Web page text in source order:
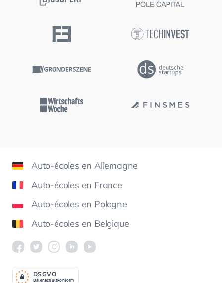
Auto-écoles en Allemagne
Auto-écoles en France
Auto-écoles en Pologne
Auto-écoles en Belgique
Datenschutzkonform
DSGVO